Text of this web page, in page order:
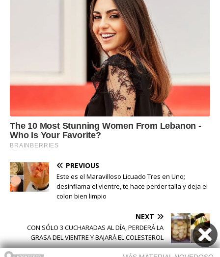
PREVIOUS
Este es el Maravilloso Licuado Tres en Uno;
desinflama el vientre, te hace perder talla y deja el
colon bien limpio
NEXT
CON SÓLO 3 CUCHARADAS AL DÍA, PERDERÁ LA
GRASA DEL VIENTRE Y BAJARÁ EL COLESTEROL